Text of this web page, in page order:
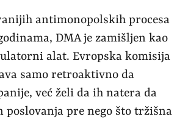
antimonopolskih procesa
DMA je zamišljen kao
alat. Evropska komisija
samo retroaktivno da
već želi da ih natera da
poslovanja pre nego što tržišna